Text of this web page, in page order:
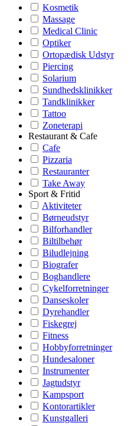
Kosmetik
Massage
Medical Clinic
Optiker
Ortopædisk Udstyr
Piercing
Solarium
Sundhedsklinikker
Tandklinikker
Tattoo
Zoneterapi
Restaurant & Cafe
Cafe
Pizzaria
Restauranter
Take Away
Sport & Fritid
Aktiviteter
Børneudstyr
Bilforhandler
Biltilbehør
Biludlejning
Biografer
Boghandlere
Cykelforretninger
Danseskoler
Dyrehandler
Fiskegrej
Fitness
Hobbyforretninger
Hundesaloner
Instrumenter
Jagtudstyr
Kampsport
Kontorartikler
Kunstgalleri